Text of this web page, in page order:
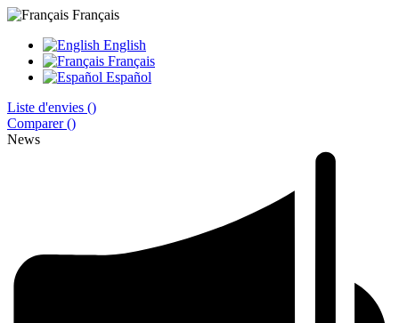
Français
English
Français
Español
Liste d'envies ()
Comparer ()
News